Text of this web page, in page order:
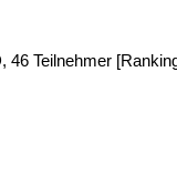
Teilnehmer